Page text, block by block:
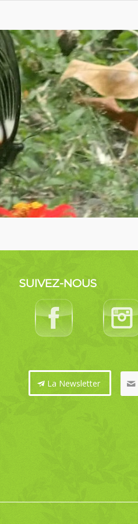
SUIVEZ-NOUS
La Newsletter